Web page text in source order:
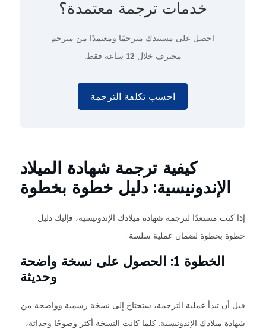
خدمات ترجمة معتمدة؟
احصل على مستندك مترجمًا ومعتمدًا من مترجم
محترف خلال 12 ساعة فقط.
احسب تكلفة الترجمة
كيفية ترجمة شهادة الميلاد
الإندونيسية: دليل خطوة بخطوة
إذا كنت مستعدًا لترجمة شهادة ميلادك الإندونيسية، فإليك دليل
خطوة بخطوة لضمان عملية سلسة:
الخطوة 1: الحصول على نسخة واضحة
وحديثة
قبل أن تبدأ عملية الترجمة، ستحتاج إلى نسخة رسمية وواضحة من
شهادة ميلادك الإندونيسية. كلما كانت النسخة أكثر وضوحًا وحداثة،